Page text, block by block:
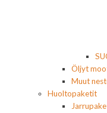
Öljyt
Muut
Huoltopaketit